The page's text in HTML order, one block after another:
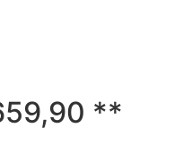
**